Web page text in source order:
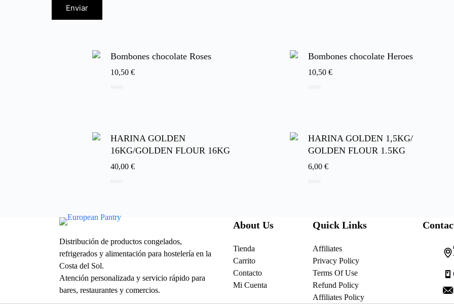
Enviar
Bombones chocolate Roses
10,50 €
Bombones chocolate Heroes
10,50 €
HARINA GOLDEN
16KG/GOLDEN FLOUR 16KG
40,00 €
5
HARINA GOLDEN 1,5KG/
GOLDEN FLOUR 1.5KG
6,00 €
Distribución de productos congelados,
refrigerados y alimentación para hostelería en la
Costa del Sol.
Atención personalizada y servicio rápido para
bares, restaurantes y comercios.
About Us
Tienda
Carrito
Contacto
Mi Cuenta
Quick Links
Affiliates
Privacy Policy
Terms Of Use
Refund Policy
Affiliates Policy